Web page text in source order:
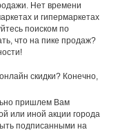
Нет времени
и гипермаркетах
поиском по
что на пике продаж?
скидки? Конечно,
пришлем Вам
или иной акции города
подписанными на